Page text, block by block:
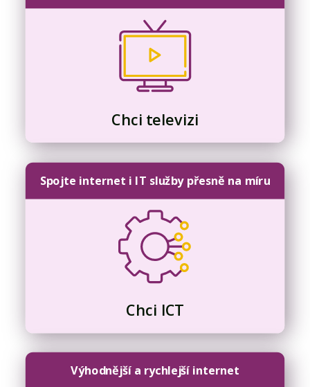
Chci televizi
Spojte internet i IT služby přesně na míru
Chci ICT
Výhodnější a rychlejší internet